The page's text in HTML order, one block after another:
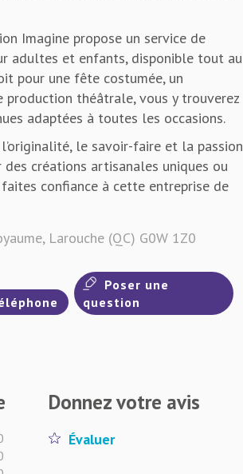
Imagine propose un service de
adultes et enfants, disponible tout au
pour une fête costumée, un
production théâtrale, vous y trouverez
adaptées à toutes les occasions.
le savoir-faire et la passion
des créations artisanales uniques ou
confiance à cette entreprise de
Larouche (QC) G0W 1Z0
Poser une
question
Donnez votre avis
Évaluer